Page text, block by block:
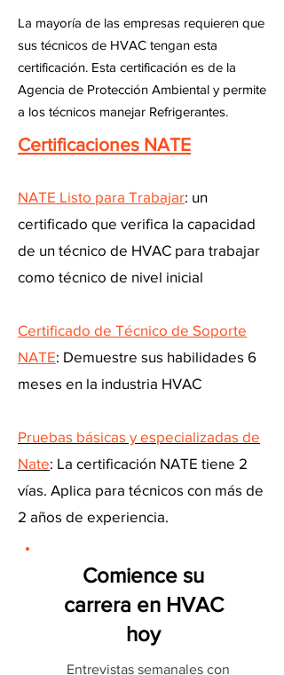
La mayoría de las empresas requieren que
sus técnicos de HVAC tengan esta
certificación. Esta certificación es de la
Agencia de Protección Ambiental y permite
a los técnicos manejar Refrigerantes.
Certificaciones NATE
NATE Listo para Trabajar: un
certificado que verifica la capacidad
de un técnico de HVAC para trabajar
como técnico de nivel inicial
Certificado de Técnico de Soporte
NATE: Demuestre sus habilidades 6
meses en la industria HVAC
Pruebas básicas y especializadas de
Nate: La certificación NATE tiene 2
vías. Aplica para técnicos con más de
2 años de experiencia.
Comience su
carrera en HVAC
hoy
Entrevistas semanales con